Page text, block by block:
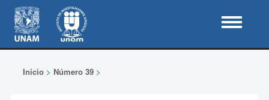
Inicio> Número 39>